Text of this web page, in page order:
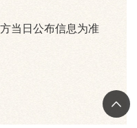
当日公布信息为准